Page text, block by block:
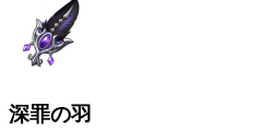
深罪の羽